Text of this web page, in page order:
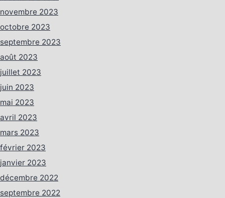
novembre 2023
octobre 2023
septembre 2023
août 2023
juillet 2023
juin 2023
mai 2023
avril 2023
mars 2023
février 2023
janvier 2023
décembre 2022
septembre 2022